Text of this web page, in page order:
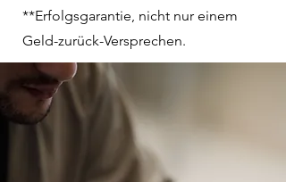
**Erfolgsgarantie, nicht nur einem
Geld-zurück-Versprechen.